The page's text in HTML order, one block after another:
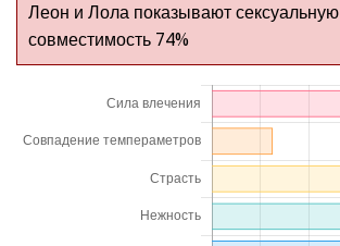
Леон и Лола показывают сексуальную
совместимость 74%